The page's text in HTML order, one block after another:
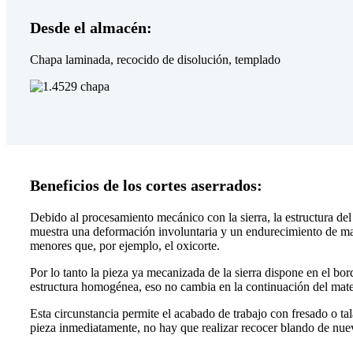
Desde el almacén:
Chapa laminada, recocido de disolución, templado
Beneficios de los cortes aserrados:
Debido al procesamiento mecánico con la sierra, la estructura
muestra una deformación involuntaria y un endurecimiento de
menores que, por ejemplo, el oxicorte.
Por lo tanto la pieza ya mecanizada de la sierra dispone en el
estructura homogénea, eso no cambia en la continuación del
Esta circunstancia permite el acabado de trabajo con fresado o
pieza inmediatamente, no hay que realizar recocer blando de